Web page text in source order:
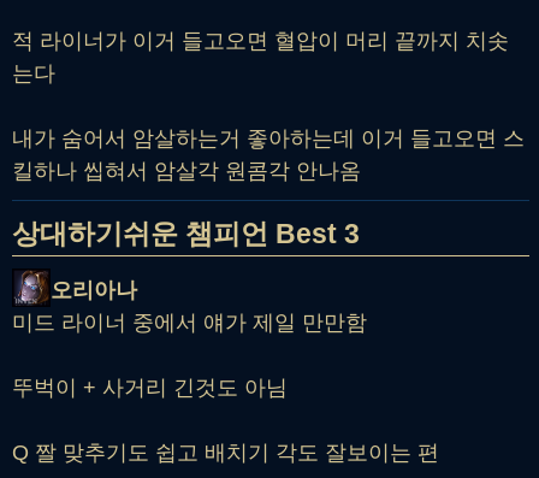
적 라이너가 이거 들고오면 혈압이 머리 끝까지 치솟
는다
내가 숨어서 암살하는거 좋아하는데 이거 들고오면 스
킬하나 씹혀서 암살각 원콤각 안나옴
상대하기쉬운 챔피언 Best 3
오리아나
미드 라이너 중에서 얘가 제일 만만함
뚜벅이 + 사거리 긴것도 아님
Q 짤 맞추기도 쉽고 배치기 각도 잘보이는 편